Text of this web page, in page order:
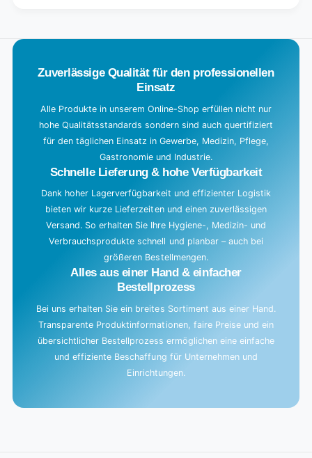
a
Zuverlässige Qualität für den professionellen
Einsatz
Alle Produkte in unserem Online-Shop erfüllen nicht nur
hohe Qualitätsstandards sondern sind auch quertifiziert
für den täglichen Einsatz in Gewerbe, Medizin, Pflege,
Gastronomie und Industrie.
Schnelle Lieferung & hohe Verfügbarkeit
Dank hoher Lagerverfügbarkeit und effizienter Logistik
bieten wir kurze Lieferzeiten und einen zuverlässigen
Versand. So erhalten Sie Ihre Hygiene-, Medizin- und
Verbrauchsprodukte schnell und planbar – auch bei
größeren Bestellmengen.
Alles aus einer Hand & einfacher
Bestellprozess
Bei uns erhalten Sie ein breites Sortiment aus einer Hand.
Transparente Produktinformationen, faire Preise und ein
übersichtlicher Bestellprozess ermöglichen eine einfache
und effiziente Beschaffung für Unternehmen und
Einrichtungen.